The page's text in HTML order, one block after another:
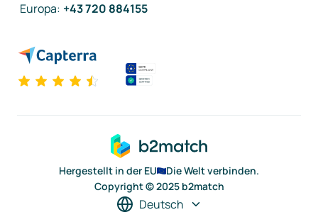
Europa: +43 720 884155
Hergestellt in der EU
Die Welt verbinden.
Copyright © 2025 b2match
Deutsch